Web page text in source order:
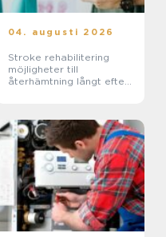
04. augusti 2026
Stroke rehabilitering
möjligheter till
återhämtning långt efter